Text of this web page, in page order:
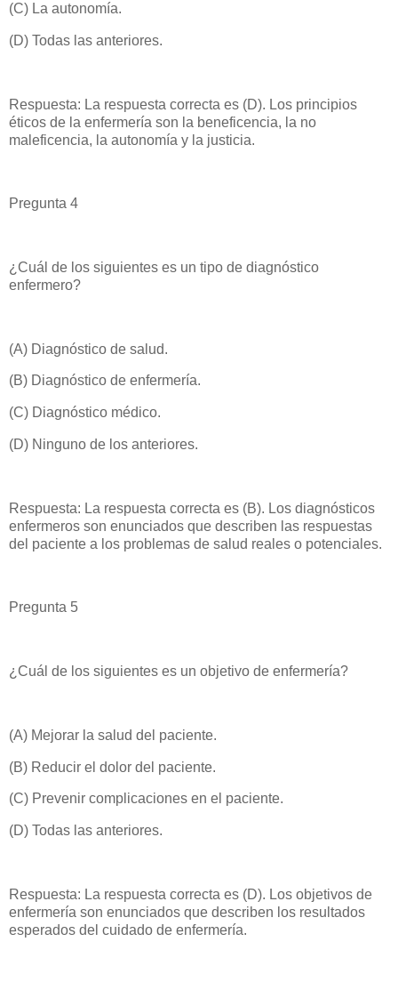
(C) La autonomía.
(D) Todas las anteriores.
Respuesta: La respuesta correcta es (D). Los principios
éticos de la enfermería son la beneficencia, la no
maleficencia, la autonomía y la justicia.
Pregunta 4
¿Cuál de los siguientes es un tipo de diagnóstico
enfermero?
(A) Diagnóstico de salud.
(B) Diagnóstico de enfermería.
(C) Diagnóstico médico.
(D) Ninguno de los anteriores.
Respuesta: La respuesta correcta es (B). Los diagnósticos
enfermeros son enunciados que describen las respuestas
del paciente a los problemas de salud reales o potenciales.
Pregunta 5
¿Cuál de los siguientes es un objetivo de enfermería?
(A) Mejorar la salud del paciente.
(B) Reducir el dolor del paciente.
(C) Prevenir complicaciones en el paciente.
(D) Todas las anteriores.
Respuesta: La respuesta correcta es (D). Los objetivos de
enfermería son enunciados que describen los resultados
esperados del cuidado de enfermería.